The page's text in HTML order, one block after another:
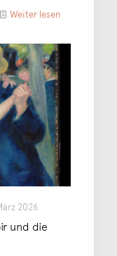
Weiter lesen
2026
und die